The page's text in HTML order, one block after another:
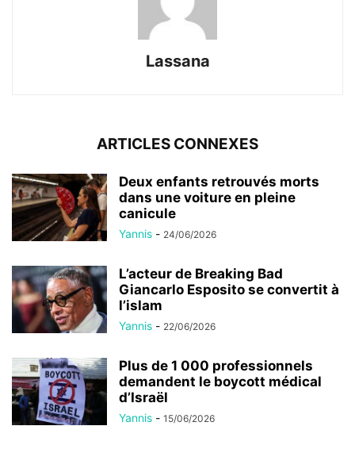
Lassana
ARTICLES CONNEXES
Deux enfants retrouvés morts
dans une voiture en pleine
canicule
Yannis - 24/06/2026
L’acteur de Breaking Bad
Giancarlo Esposito se convertit à
l’islam
Yannis - 22/06/2026
Plus de 1 000 professionnels
demandent le boycott médical
d’Israël
Yannis - 15/06/2026